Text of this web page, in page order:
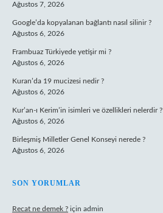
Ağustos 7, 2026
Google’da kopyalanan bağlantı nasıl silinir ?
Ağustos 6, 2026
Frambuaz Türkiyede yetişir mi ?
Ağustos 6, 2026
Kuran’da 19 mucizesi nedir ?
Ağustos 6, 2026
Kur’an-ı Kerim’in isimleri ve özellikleri nelerdir ?
Ağustos 6, 2026
Birleşmiş Milletler Genel Konseyi nerede ?
Ağustos 6, 2026
SON YORUMLAR
Recat ne demek ? için admin